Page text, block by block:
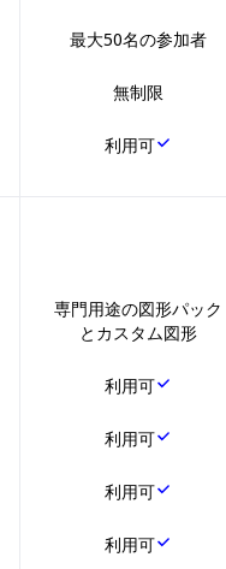
最大50名の参加者
無制限
利用可
専門用途の図形パック
とカスタム図形
利用可
利用可
利用可
利用可